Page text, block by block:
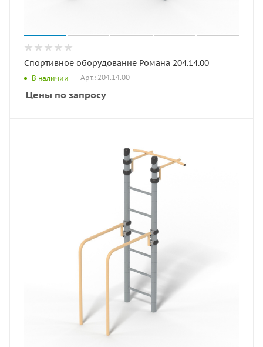
Спортивное оборудование Романа 204.14.00
В наличии Арт.: 204.14.00
Цены по запросу